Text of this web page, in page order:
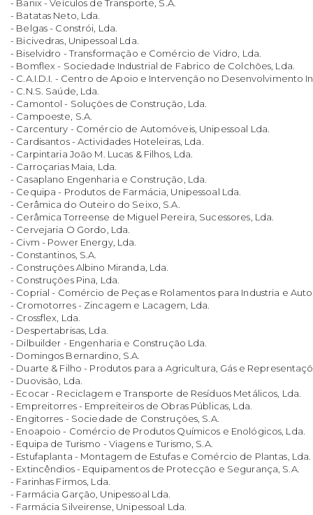
- Banix - Veículos de Transporte, S.A.
- Batatas Neto, Lda.
- Belgas - Constrói, Lda.
- Bicivedras, Unipessoal Lda.
- Biselvidro - Transformação e Comércio de Vidro, Lda.
- Bomflex - Sociedade Industrial de Fabrico de Colchões, Lda.
- C.A.I.D.I. - Centro de Apoio e Intervenção no Desenvolvimento
- C.N.S. Saúde, Lda.
- Camontol - Soluções de Construção, Lda.
- Campoeste, S.A.
- Carcentury - Comércio de Automóveis, Unipessoal Lda.
- Cardisantos - Actividades Hoteleiras, Lda.
- Carpintaria João M. Lucas & Filhos, Lda.
- Carroçarias Maia, Lda.
- Casaplano Engenharia e Construção, Lda.
- Cequipa - Produtos de Farmácia, Unipessoal Lda.
- Cerâmica do Outeiro do Seixo, S.A.
- Cerâmica Torreense de Miguel Pereira, Sucessores, Lda.
- Cervejaria O Gordo, Lda.
- Civm - Power Energy, Lda.
- Constantinos, S.A.
- Construções Albino Miranda, Lda.
- Construções Pina, Lda.
- Coprial - Comércio de Peças e Rolamentos para Industria e
- Cromotorres - Zincagem e Lacagem, Lda.
- Crossflex, Lda.
- Despertabrisas, Lda.
- Dilbuilder - Engenharia e Construção Lda.
- Domingos Bernardino, S.A.
- Duarte & Filho - Produtos para a Agricultura, Gás e
- Duovisão, Lda.
- Ecocar - Reciclagem e Transporte de Resíduos Metálicos, Lda.
- Empreitorres - Empreiteiros de Obras Públicas, Lda.
- Engitorres - Sociedade de Construções, S.A.
- Enoapoio - Comércio de Produtos Químicos e Enológicos, Lda.
- Equipa de Turismo - Viagens e Turismo, S.A.
- Estufaplanta - Montagem de Estufas e Comércio de Plantas, Lda.
- Extincêndios - Equipamentos de Protecção e Segurança, S.A.
- Farinhas Firmos, Lda.
- Farmácia Garção, Unipessoal Lda.
- Farmácia Silveirense, Unipessoal Lda.